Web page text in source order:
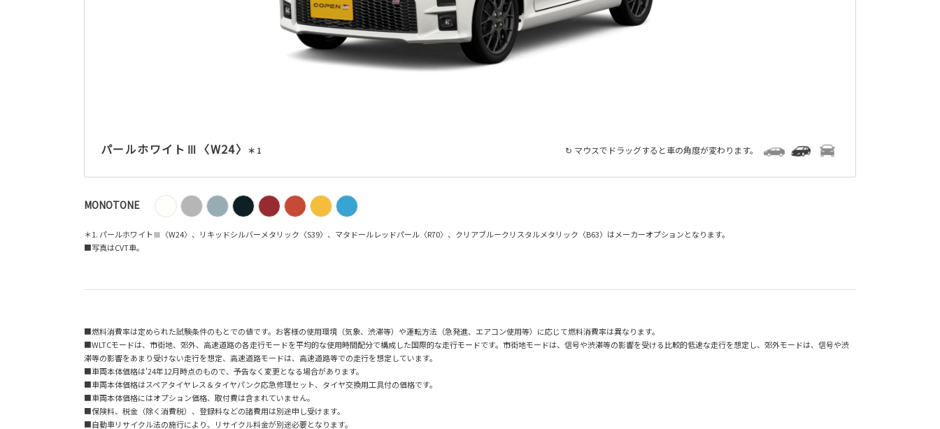
パールホワイトⅢ〈W24〉 ＊1 ↻ マウスでドラッグすると車の角度が変わります。
MONOTONE
＊1. パールホワイトⅢ〈W24〉、リキッドシルバーメタリック〈S39〉、マタドールレッドパール〈R70〉、クリアブルークリスタルメタリック〈B63〉はメーカーオプションとなります。
■写真はCVT車。
■燃料消費率は定められた試験条件のもとでの値です。お客様の使用環境（気象、渋滞等）や運転方法（急発進、エアコン使用等）に応じて燃料消費率は異なります。
■WLTCモードは、市街地、郊外、高速道路の各走行モードを平均的な使用時間配分で構成した国際的な走行モードです。市街地モードは、信号や渋滞等の影響を受ける比較的低速な走行を想定し、郊外モードは、信号や渋
滞等の影響をあまり受けない走行を想定、高速道路モードは、高速道路等での走行を想定しています。
■車両本体価格は'24年12月時点のもので、予告なく変更となる場合があります。
■車両本体価格はスペアタイヤレス＆タイヤパンク応急修理セット、タイヤ交換用工具付の価格です。
■車両本体価格にはオプション価格、取付費は含まれていません。
■保険料、税金（除く消費税）、登録料などの諸費用は別途申し受けます。
■自動車リサイクル法の施行により、リサイクル料金が別途必要となります。